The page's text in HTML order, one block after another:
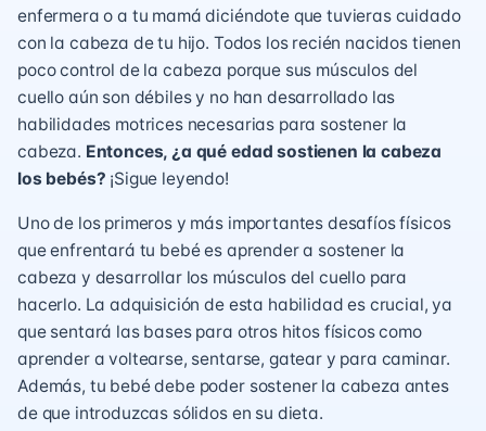
enfermera o a tu mamá diciéndote que tuvieras cuidado
con la cabeza de tu hijo. Todos los recién nacidos tienen
poco control de la cabeza porque sus músculos del
cuello aún son débiles y no han desarrollado las
habilidades motrices necesarias para sostener la
cabeza. Entonces, ¿a qué edad sostienen la cabeza
los bebés? ¡Sigue leyendo!
Uno de los primeros y más importantes desafíos físicos
que enfrentará tu bebé es aprender a sostener la
cabeza y desarrollar los músculos del cuello para
hacerlo. La adquisición de esta habilidad es crucial, ya
que sentará las bases para otros hitos físicos como
aprender a voltearse, sentarse, gatear y para caminar.
Además, tu bebé debe poder sostener la cabeza antes
de que introduzcas sólidosen su dieta.